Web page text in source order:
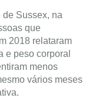
Sussex, na
que
2018 relataram
e peso corporal
menos
vários meses